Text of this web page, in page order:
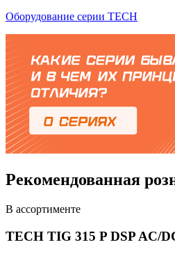
Оборудование серии TECH
Рекомендованная
В ассортименте
TECH TIG 315 P DSP AC/